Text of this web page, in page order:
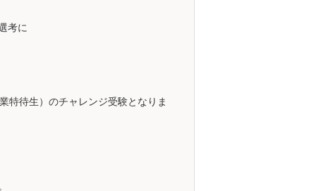
考に
特待生）のチャレンジ受験となりま